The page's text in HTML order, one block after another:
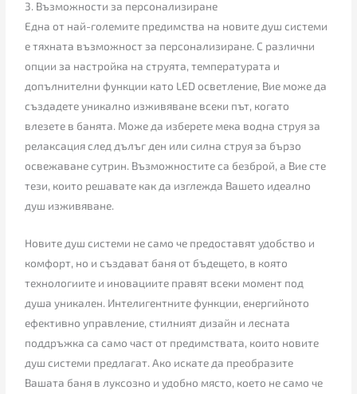
3. Възможности за персонализиране
Една от най-големите предимства на новите душ системи
е тяхната възможност за персонализиране. С различни
опции за настройка на струята, температурата и
допълнителни функции като LED осветление, Вие може да
създадете уникално изживяване всеки път, когато
влезете в банята. Може да изберете мека водна струя за
релаксация след дълъг ден или силна струя за бързо
освежаване сутрин. Възможностите са безброй, а Вие сте
тези, които решавате как да изглежда Вашето идеално
душ изживяване.
Новите душ системи не само че предоставят удобство и
комфорт, но и създават баня от бъдещето, в която
технологиите и иновациите правят всеки момент под
душа уникален. Интелигентните функции, енергийното
ефективно управление, стилният дизайн и лесната
поддръжка са само част от предимствата, които новите
душ системи предлагат. Ако искате да преобразите
Вашата баня в луксозно и удобно място, което не само че